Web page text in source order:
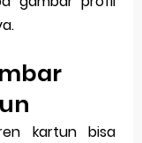
kartun bisa